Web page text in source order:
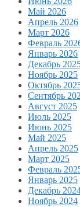
Май 2026
Апрель 2026
Март 2026
Февраль
Январь 2026
Декабрь
Ноябрь 2025
Октябрь
Сентябрь
Август 2025
Июль 2025
Июнь 2025
Май 2025
Апрель 2025
Март 2025
Февраль
Январь 2025
Декабрь
Ноябрь 2024